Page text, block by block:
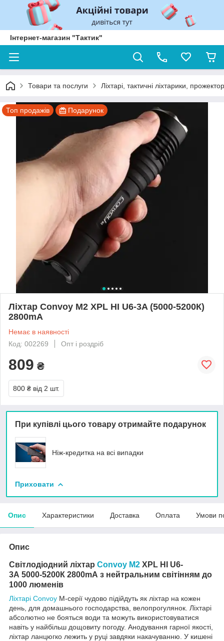
Інтернет-магазин "Тактик"
Товари та послуги Ліхтарі, тактичні ліхтарики,
Топ продажів Подарунок
Ліхтар Convoy M2 XPL HI U6-3A (5000-5200К)
2800mA
Немає в наявності
Код: 002269
Опт і роздріб
809 ₴
800 ₴ від 2 шт.
При купівлі цього товару отримайте подарунок
Ніж-кредитка на всі випадки
Приховати
Опис Характеристики Доставка Оплата Умови
Опис
Світлодіодний ліхтар Convoy M2 XPL HI U6-
3A 5000-5200К 2800mA з нейтральним світінням до
1000 люменів
Ліхтарі Convoy M-серії чудово підійдуть як ліхтар на кожен
день, для домашнього господарства, велопрогулянок. Ліхтарі
абсолютно не бояться води та можуть використовуватися
навіть у найбільш дощовиту погоду. Анодування гарної якості,
ліхтар ланцюгко лежить у руці завдяки накачуванню. У кишені